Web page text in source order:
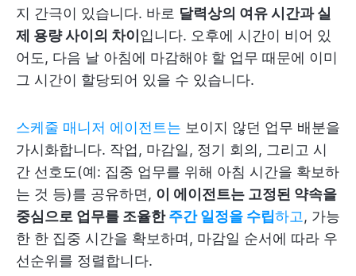
지 간극이 있습니다. 바로 달력상의 여유 시간과 실
제 용량 사이의 차이 입니다. 오후에 시간이 비어 있
어도, 다음 날 아침에 마감해야 할 업무 때문에 이미
그 시간이 할당되어 있을 수 있습니다.
스케줄 매니저 에이전트는 보이지 않던 업무 배분을
가시화합니다. 작업, 마감일, 정기 회의, 그리고 시
간 선호도(예: 집중 업무를 위해 아침 시간을 확보하
는 것 등)를 공유하면, 이 에이전트는 고정된 약속을
중심으로 업무를 조율한주간 일정을 수립하고 , 가능
한 한 집중 시간을 확보하며, 마감일 순서에 따라 우
선순위를 정렬합니다.